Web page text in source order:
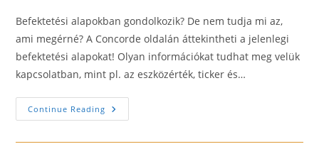
Befektetési alapokban gondolkozik? De nem tudja mi az,
ami megérné? A Concorde oldalán áttekintheti a jelenlegi
befektetési alapokat! Olyan információkat tudhat meg velük
kapcsolatban, mint pl. az eszközérték, ticker és…
Continue Reading Hozam
És
Típusok